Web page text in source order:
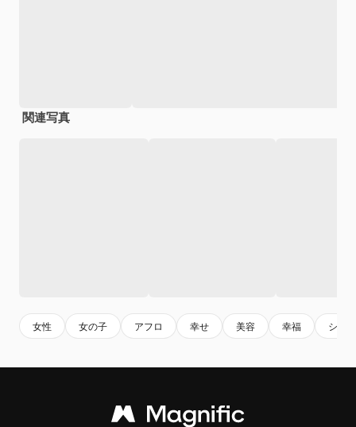
関連写真
女性 女の子 アフロ 幸せ 美容 幸福 シル